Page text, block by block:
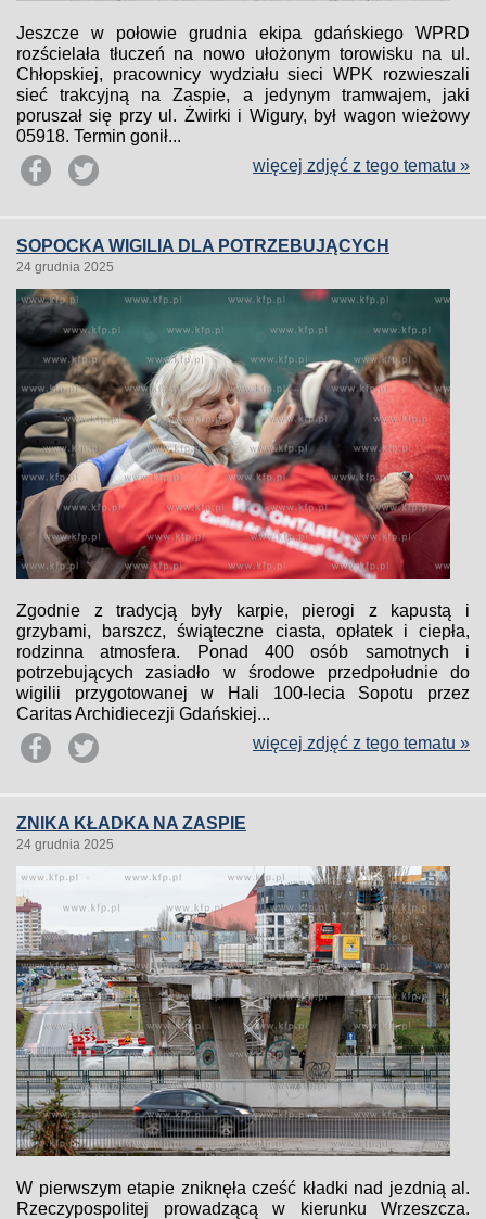
Jeszcze w połowie grudnia ekipa gdańskiego WPRD
rozścielała tłuczeń na nowo ułożonym torowisku na ul.
Chłopskiej, pracownicy wydziału sieci WPK rozwieszali
sieć trakcyjną na Zaspie, a jedynym tramwajem, jaki
poruszał się przy ul. Żwirki i Wigury, był wagon wieżowy
05918. Termin gonił...
więcej zdjęć z tego tematu »
SOPOCKA WIGILIA DLA POTRZEBUJĄCYCH
24 grudnia 2025
Zgodnie z tradycją były karpie, pierogi z kapustą i
grzybami, barszcz, świąteczne ciasta, opłatek i ciepła,
rodzinna atmosfera. Ponad 400 osób samotnych i
potrzebujących zasiadło w środowe przedpołudnie do
wigilii przygotowanej w Hali 100-lecia Sopotu przez
Caritas Archidiecezji Gdańskiej...
więcej zdjęć z tego tematu »
ZNIKA KŁADKA NA ZASPIE
24 grudnia 2025
W pierwszym etapie zniknęła cześć kładki nad jezdnią al.
Rzeczypospolitej prowadzącą w kierunku Wrzeszcza.